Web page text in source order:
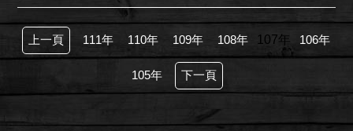
上一頁 111年 110年 109年 108年 107年 106年
105年 下一頁